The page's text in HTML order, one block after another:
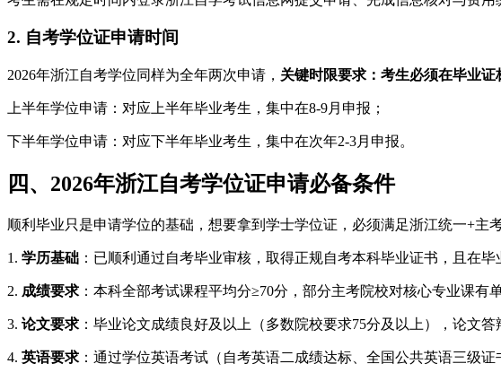
2. 自考学位证申请时间
2026年浙江自考学位同样为全年两次申请， 关键时限要求：考生必须在毕业
上半年学位申请：对应上半年毕业考生，集中在8-9月申报；
下半年学位申请：对应下半年毕业考生，集中在次年2-3月申报。
四、2026年浙江自考学位证申请必备条件
顺利毕业只是申请学位的基础，想要拿到学士学位证，必须满足浙江统一+主
1. 学历基础 ：已顺利通过自考毕业审核，取得正规自考本科毕业证书，且在毕
2. 成绩要求 ：本科全部考试课程平均分≥70分，部分主考院校对核心专业课有
3. 论文要求 ：毕业论文成绩良好及以上（多数院校要求75分及以上），论文答
4. 英语要求 ：通过学位英语考试（自考英语二成绩达标、全国公共英语三级